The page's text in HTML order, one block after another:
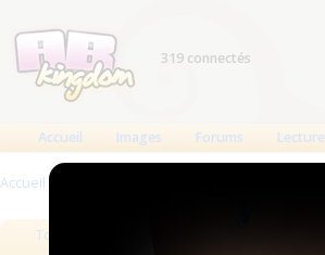
319 connectés
Accueil Images Forums Lecture
Accueil >
Tous les produits